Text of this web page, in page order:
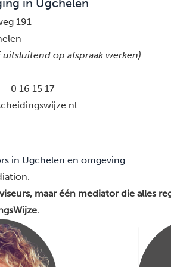
in Ugchelen
191
op afspraak werken)
0 16 15 17
in Ugchelen en omgeving
maar één mediator die alles